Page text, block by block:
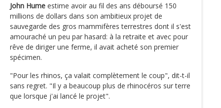
John Hume estime avoir au fil des ans déboursé 150
millions de dollars dans son ambitieux projet de
sauvegarde des gros mammifères terrestres dont il s'est
amouraché un peu par hasard: à la retraite et avec pour
rêve de diriger une ferme, il avait acheté son premier
spécimen.
"Pour les rhinos, ça valait complètement le coup", dit-t-il
sans regret. "Il y a beaucoup plus de rhinocéros sur terre
que lorsque j'ai lancé le projet".